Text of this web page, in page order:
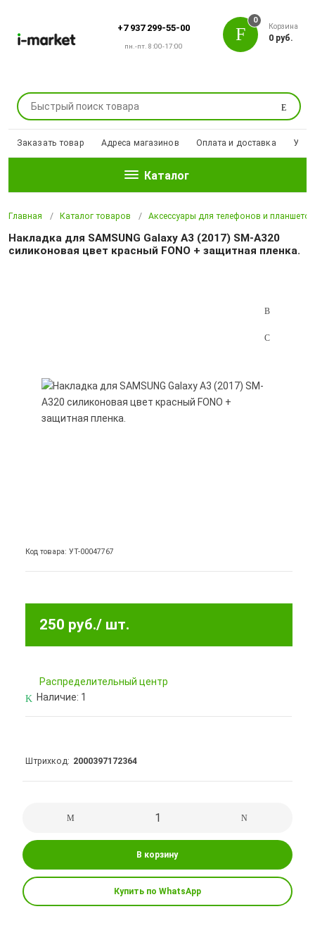
+7 937 299-55-00
пн.-пт. 8:00-17:00
Поиск
0
Корзина
0 руб.
Заказать товар Адреса магазинов Оплата и доставка
Каталог
Главная Каталог товаров Аксессуары для телефонов и планшетов
Накладка для SAMSUNG Galaxy A3 (2017) SM-A320
силиконовая цвет красный FONO + защитная пленка.
Код товара: УТ-00047767
250 руб./ шт.
Pаспределительный центр
Наличие: 1
Штрихкод 2000397172364
В корзину
Купить по WhatsApp